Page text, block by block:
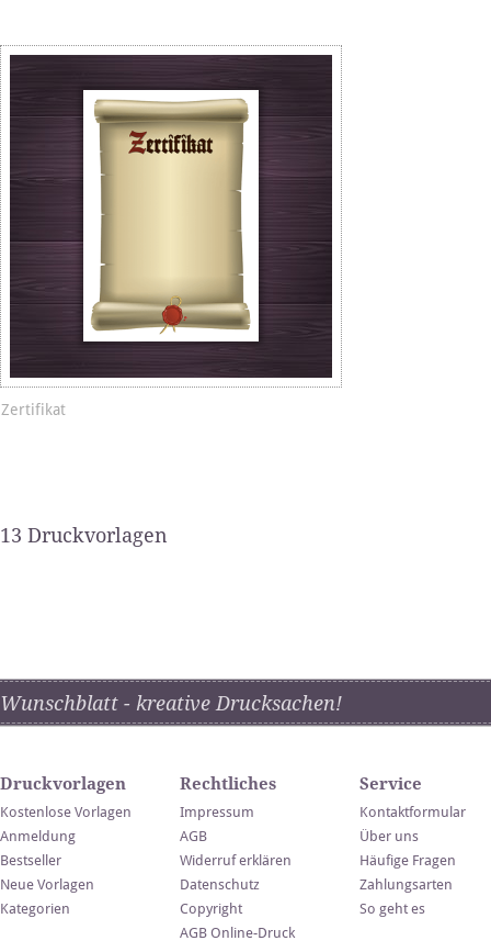
Zertifikat
13 Druckvorlagen
Wunschblatt - kreative Drucksachen!
Druckvorlagen
Kostenlose Vorlagen
Anmeldung
Bestseller
Neue Vorlagen
Kategorien
Rechtliches
Impressum
AGB
Widerruf erklären
Datenschutz
Copyright
AGB Online-Druck
Service
Kontaktformular
Über uns
Häufige Fragen
Zahlungsarten
So geht es